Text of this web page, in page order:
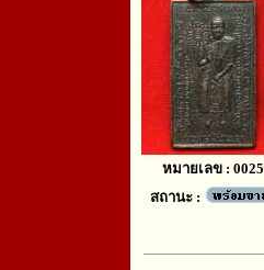
หมายเลข : 0025
สถานะ :